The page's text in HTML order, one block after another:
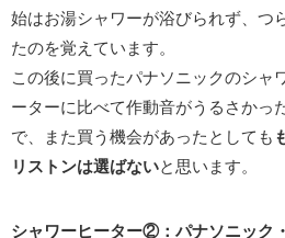
始はお湯シャワーが浴びられず、つ
たのを覚えています。
この後に買ったパナソニックのシャ
ーターに比べて作動音がうるさかっ
で、また買う機会があったとしても
リストンは選ばないと思います。
シャワーヒーター②：パナソニック